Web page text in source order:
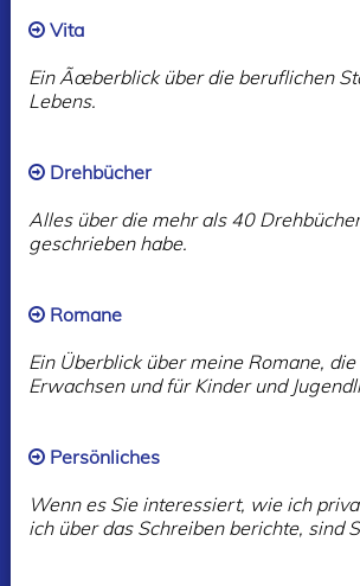
Vita
Ein Ãœberblick über die beruflichen
Lebens.
Drehbücher
Alles über die mehr als 40
geschrieben habe.
Romane
Ein Überblick über meine Romane,
Erwachsen und für Kinder und
Persönliches
Wenn es Sie interessiert, wie ich
ich über das Schreiben berichte, sind